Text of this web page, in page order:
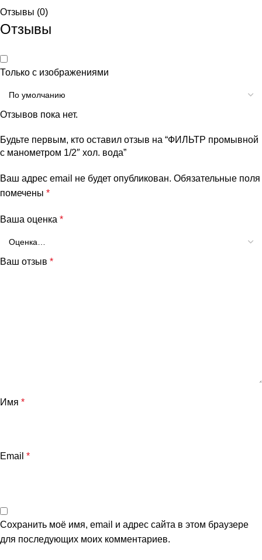
Отзывы (0)
Отзывы
Только с изображениями
Отзывов пока нет.
Будьте первым, кто оставил отзыв на “ФИЛЬТР промывной
с манометром 1/2″ хол. вода”
Ваш адрес email не будет опубликован. Обязательные поля
помечены *
Ваша оценка *
Ваш отзыв *
Имя *
Email *
Сохранить моё имя, email и адрес сайта в этом браузере
для последующих моих комментариев.